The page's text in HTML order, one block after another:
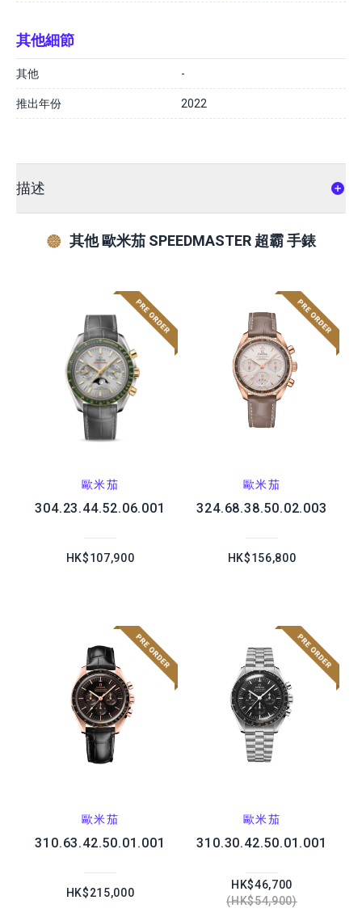
其他細節
其他 -
推出年份 2022
描述
其他 歐米茄 SPEEDMASTER 超霸 手錶
歐米茄
304.23.44.52.06.001
HK$107,900
歐米茄
324.68.38.50.02.003
HK$156,800
歐米茄
310.63.42.50.01.001
HK$215,000
歐米茄
310.30.42.50.01.001
HK$46,700
HK$54,900